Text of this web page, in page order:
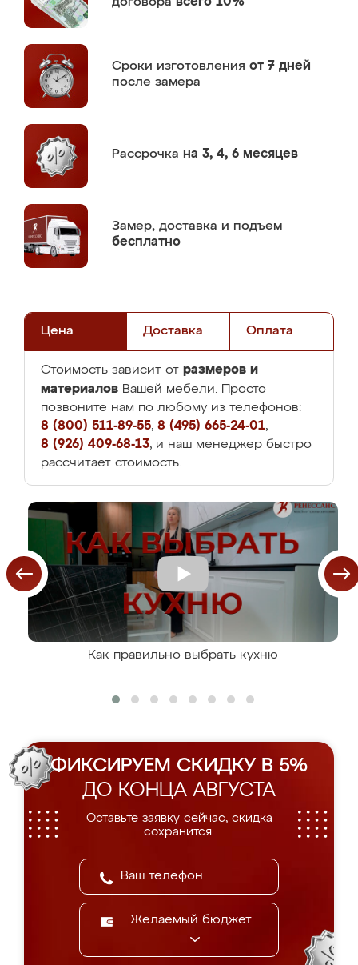
Сроки изготовления от 7 дней
после замера
Рассрочка на 3, 4, 6 месяцев
Замер, доставка и подъем
бесплатно
Цена Доставка Оплата
Стоимость зависит от размеров и
материалов Вашей мебели. Просто
позвоните нам по любому из телефонов:
8 (800) 511-89-55, 8 (495) 665-24-01,
8 (926) 409-68-13, и наш менеджер быстро
рассчитает стоимость.
Как правильно выбрать кухню
ФИКСИРУЕМ СКИДКУ В 5%
ДО КОНЦА АВГУСТА
Оставьте заявку сейчас, скидка
сохранится.
Желаемый бюджет